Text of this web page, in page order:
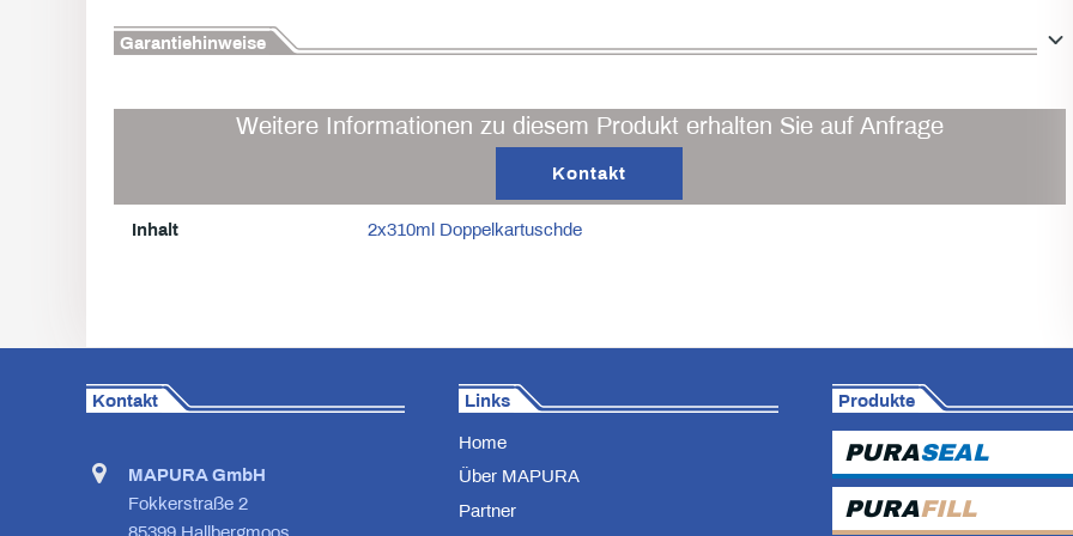
Garantiehinweise
Weitere Informationen zu diesem Produkt erhalten Sie auf Anfrage
Kontakt
Inhalt 2x310ml Doppelkartuschde
Kontakt
MAPURA GmbH
Fokkerstraße 2
85399 Hallbergmoos
Links
Home
Über MAPURA
Partner
Produkte
PURASEAL
PURAFILL